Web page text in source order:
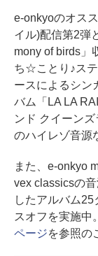
e-onkyoのオス
イル)配信第2弾
mony of birds」
ち☆ことり♪ス
ースによるシン
バム「LA LA
ンド クイーン
のハイレゾ音源
また、e-onkyo
vex classicsの
したアルバム
スオフを実施中
ページを参照の